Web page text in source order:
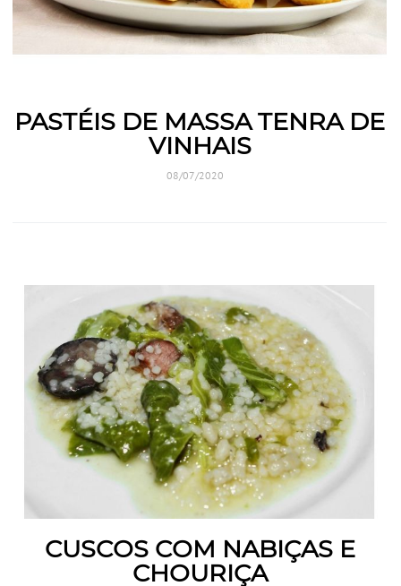
PASTÉIS DE MASSA TENRA DE
VINHAIS
08/07/2020
CUSCOS COM NABIÇAS E
CHOURIÇA